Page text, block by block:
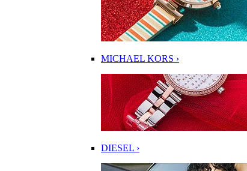
MICHAEL KORS ›
DIESEL ›